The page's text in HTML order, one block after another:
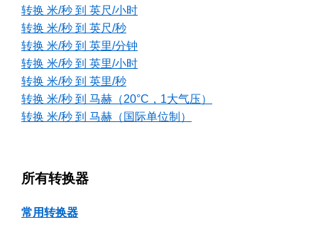
转换 米/秒 到 英尺/小时
转换 米/秒 到 英尺/秒
转换 米/秒 到 英里/分钟
转换 米/秒 到 英里/小时
转换 米/秒 到 英里/秒
转换 米/秒 到 马赫（20°C，1大气压）
转换 米/秒 到 马赫（国际单位制）
所有转换器
常用转换器